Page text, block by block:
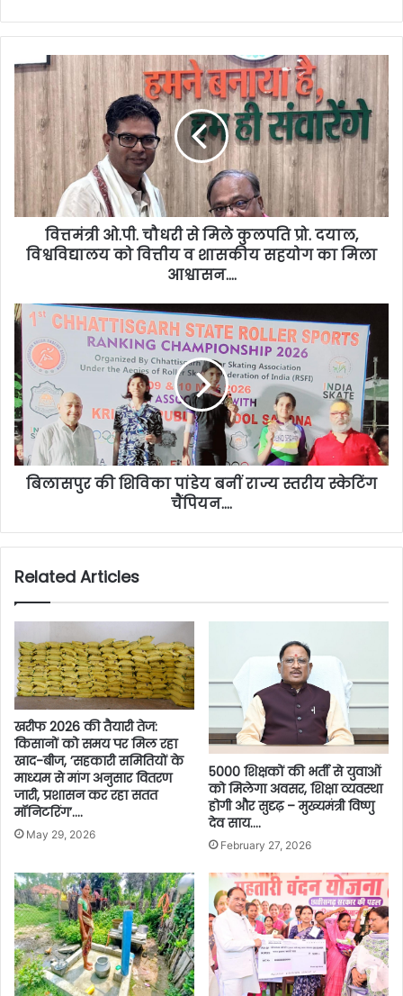
वित्तमंत्री ओ.पी. चौधरी से मिले कुलपति प्रो. दयाल,
विश्वविद्यालय को वित्तीय व शासकीय सहयोग का मिला
आश्वासन….
बिलासपुर की शिविका पांडेय बनीं राज्य स्तरीय स्केटिंग
चैंपियन….
Related Articles
खरीफ 2026 की तैयारी तेज:
किसानों को समय पर मिल रहा
खाद-बीज, ’सहकारी समितियों के
माध्यम से मांग अनुसार वितरण
जारी, प्रशासन कर रहा सतत
मॉनिटरिंग’….
May 29, 2026
5000 शिक्षकों की भर्ती से युवाओं
को मिलेगा अवसर, शिक्षा व्यवस्था
होगी और सुदृढ़ – मुख्यमंत्री विष्णु
देव साय….
February 27, 2026